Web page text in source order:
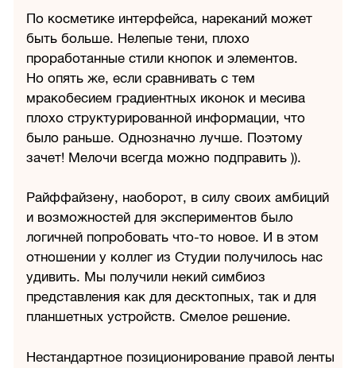
По косметике интерфейса, нареканий может
быть больше. Нелепые тени, плохо
проработанные стили кнопок и элементов.
Но опять же, если сравнивать с тем
мракобесием градиентных иконок и месива
плохо структурированной информации, что
было раньше. Однозначно лучше. Поэтому
зачет! Мелочи всегда можно подправить )).
Райффайзену, наоборот, в силу своих амбиций
и возможностей для экспериментов было
логичней попробовать что-то новое. И в этом
отношении у коллег из Студии получилось нас
удивить. Мы получили некий симбиоз
представления как для десктопных, так и для
планшетных устройств. Смелое решение.
Нестандартное позиционирование правой ленты